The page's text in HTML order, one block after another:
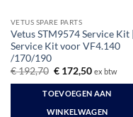
VETUS SPARE PARTS
Vetus STM9574 Service Kit |
Service Kit voor VF4.140
/170/190
€192,70 Oorspronkelijke
was:
€ 192,70.
€172,50Huidige
is:
€ 172,50.
ex btw
TOEVOEGEN AAN
WINKELWAGEN